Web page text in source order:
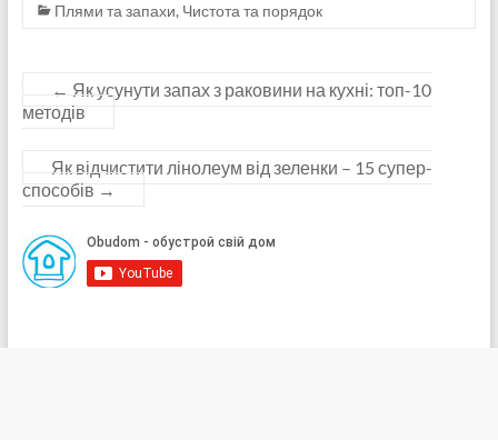
Плями та запахи, Чистота та порядок
← Як усунути запах з раковини на кухні: топ-10
методів
Як відчистити лінолеум від зеленки – 15 супер-
способів →